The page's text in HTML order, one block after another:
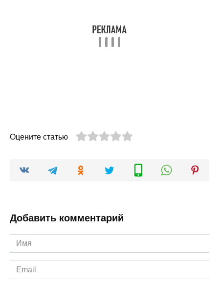
Оцените статью
Добавить комментарий
Имя
*
Email
*